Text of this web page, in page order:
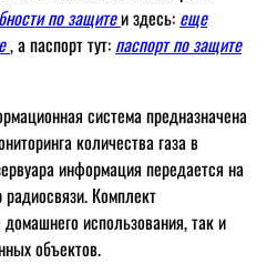
по защитеи здесь: еще
, а паспорт тут: паспорт по защите
система предназначена
количества газа в
информация передается на
Комплект
использования, так и
объектов.